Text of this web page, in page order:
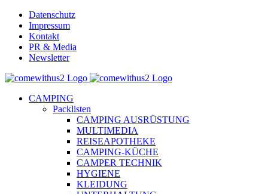
Skip
content
Datenschutz
Impressum
Kontakt
PR & Media
Newsletter
YouTube
Facebook
Twitter
Instagram
Pinterest
Email
CAMPING
Packlisten
CAMPING AUSRÜSTUNG
MULTIMEDIA
REISEAPOTHEKE
CAMPING-KÜCHE
CAMPER TECHNIK
HYGIENE
KLEIDUNG